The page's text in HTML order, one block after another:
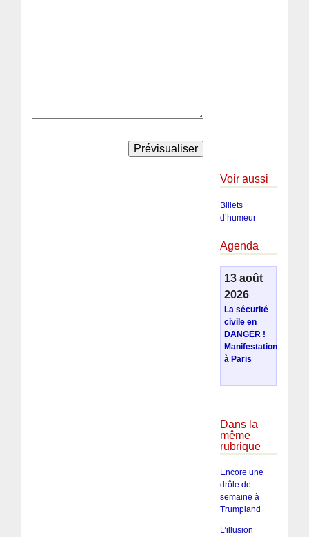
Voir aussi
Billets
d’humeur
Agenda
13 août
2026
La sécurité
civile en
DANGER !
Manifestation
à Paris
Dans la
même
rubrique
Encore une
drôle de
semaine à
Trumpland
L’illusion